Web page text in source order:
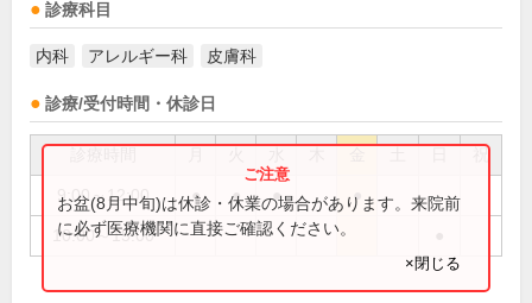
診療科目
内科 アレルギー科 皮膚科
診療/受付時間・休診日
祝
9:00～12:00 ● ● ● ●
10:00～15:00
お盆(8月中旬)は休診・休業の場合があります。来院前
に必ず医療機関に直接ご確認ください。
×閉じる